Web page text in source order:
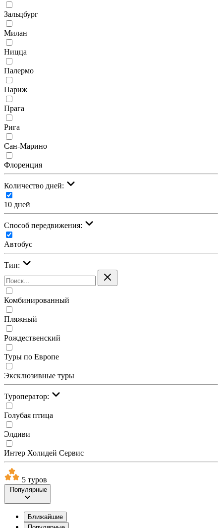
Зальцбург
Милан
Ницца
Палермо
Париж
Прага
Рига
Сан-Марино
Флоренция
Количество дней:
10 дней
Cпособ передвижения:
Автобус
Тип:
Комбинированный
Пляжный
Рождественский
Туры по Европе
Эксклюзивные туры
Туроператор:
Голубая птица
Элдиви
Интер Холидей Сервис
5 туров
Популярные
Ближайшие